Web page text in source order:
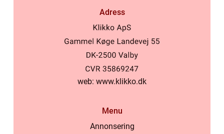
Adress
web: www.klikko.dk
Menu
Annonsering